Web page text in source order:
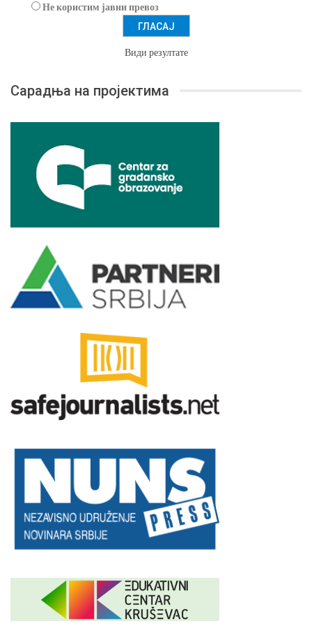
Не користим јавни превоз
Види резултате
Сарадња на пројектима